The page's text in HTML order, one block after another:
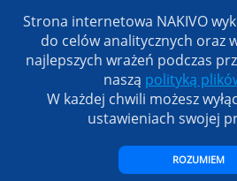
prawa zastrzeżone
Polityka
Strona internetowa NAKIVO
do celów analitycznych oraz
najlepszych wrażeń podczas
naszą polityką
W każdej chwili możesz
ustawieniach swojej
ROZUMIEM